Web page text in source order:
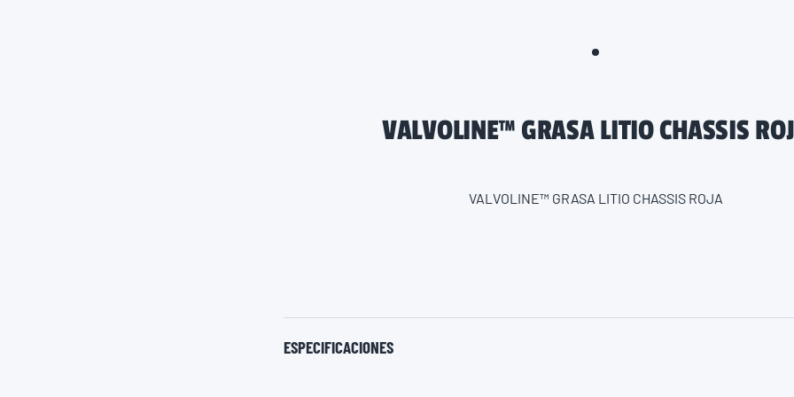
VALVOLINE™ GRASA LITIO CHASSIS
VALVOLINE™ GRASA LITIO CHASSIS ROJA
ESPECIFICACIONES